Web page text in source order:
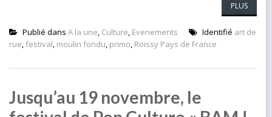
PLUS
Publié dans A la une, Culture, Evenements Identifié art de
rue, festival, moulin fondu, primo, Roissy Pays de France
Jusqu’au 19 novembre, le